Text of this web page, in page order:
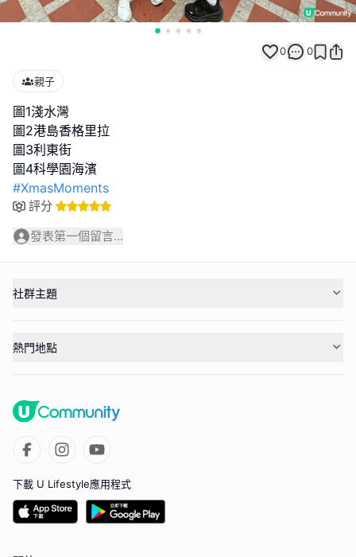
0 0
親子
圖1淺水灣
圖2港島香格里拉
圖3利東街
#XmasMoments
評分
發表第一個留言...
社群主題
熱門地點
下載 U Lifestyle應用程式